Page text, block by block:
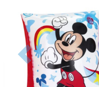
Předchozí